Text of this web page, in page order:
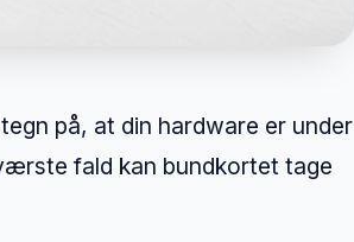
på, at din hardware er under
fald kan bundkortet tage